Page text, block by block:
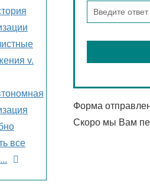
v.
все
Форма
Скоро мы Вам